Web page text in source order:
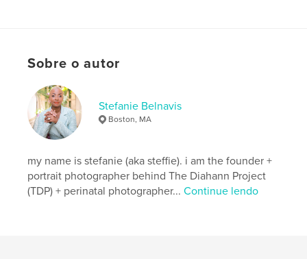
ISBN
Data de publicação:
IdiomaEnglish
Sobre o autor
Stefanie Belnavis
Boston, MA
my name is stefanie (aka steffie). i am the founder +
portrait photographer behind The Diahann Project
(TDP) + perinatal photographer...Continue lendo